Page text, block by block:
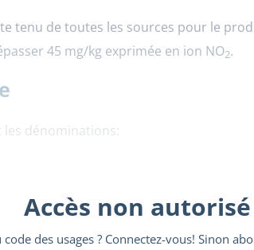
tenu de toutes les sources pour le
45 mg/kg exprimée en ion NO2.
dénominations:
Accès non
des usages ? Connectez-vous! Sinon